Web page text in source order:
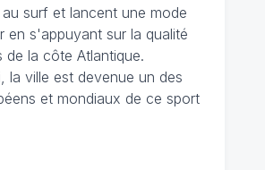
surf et lancent une mode
en s'appuyant sur la qualité
de la côte Atlantique.
la ville est devenue un des
et mondiaux de ce sport